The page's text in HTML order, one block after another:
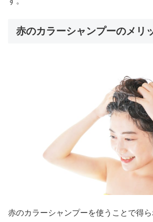
赤のカラーシャンプーのメリ
赤のカラーシャンプーを使うことで得